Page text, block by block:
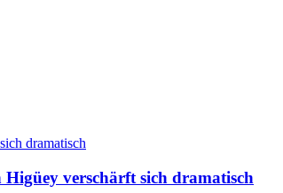
verschärft sich dramatisch